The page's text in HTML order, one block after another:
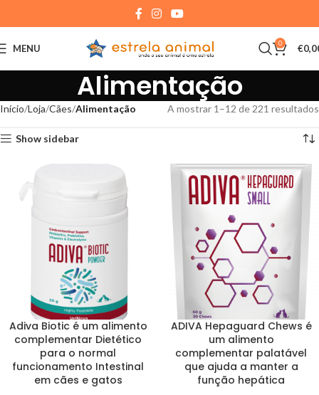
MENU 0 €
Alimentação
Início Loja Cães Alimentação A mostrar 1–12 de 221 resultados
Show sidebar
Adiva Biotic é um alimento
complementar Dietético
para o normal
funcionamento Intestinal
em cães e gatos
ADIVA Hepaguard Chews é
um alimento
complementar palatável
que ajuda a manter a
função hepática